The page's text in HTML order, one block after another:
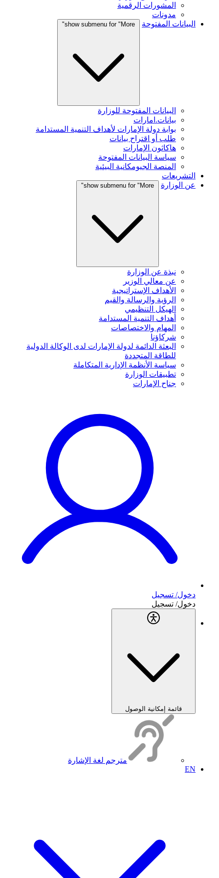
المشورات الرقمية
مدونات
البيانات المفتوحة
show submenu for "More"
البيانات المفتوحة للوزارة
بيانات.امارات
بوابة دولة الإمارات لأهداف التنمية المستدامة
طلب أو اقتراح بيانات
هاكاثون الإمارات
سياسة البيانات المفتوحة
المنصة الجيومكانية البيئية
التشريعات
عن الوزارة
show submenu for "More"
نبذة عن الوزارة
عن معالي الوزير
الأهداف الإستراتيجية
الرؤية والرسالة والقيم
الهيكل التنظيمي
أهداف التنمية المستدامة
المهام والاختصاصات
شركاؤنا
البعثة الدائمة لدولة الإمارات لدى الوكالة الدولية
للطاقة المتجددة
سياسة الأنظمة الإدارية المتكاملة
تطبيقات الوزارة
جناح الإمارات
دخول/ تسجيل
دخول/ تسجيل
قائمة إمكانية الوصول
مترجم لغة الإشارة
EN